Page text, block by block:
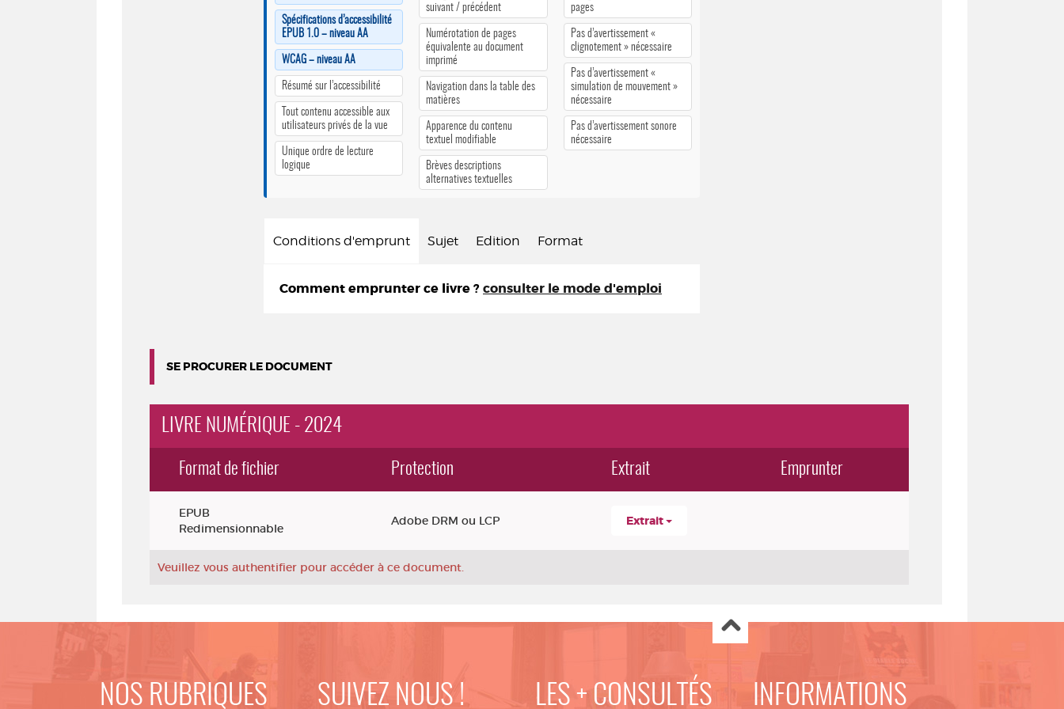
Spécifications d’accessibilité
EPUB 1.0 – niveau AA
WCAG – niveau AA
Résumé sur l’accessibilité
Tout contenu accessible aux
utilisateurs privés de la vue
Unique ordre de lecture
logique
suivant / précédent
Numérotation de pages
équivalente au document
imprimé
Navigation dans la table des
matières
Apparence du contenu
textuel modifiable
Brèves descriptions
alternatives textuelles
pages
Pas d’avertissement «
clignotement » nécessaire
Pas d’avertissement «
simulation de mouvement »
nécessaire
Pas d’avertissement sonore
nécessaire
Conditions d'emprunt Sujet Edition Format
Comment emprunter ce livre ? consulter le mode d'emploi
SE PROCURER LE DOCUMENT
LIVRE NUMÉRIQUE - 2024
Format de fichier Protection Extrait Emprunter
EPUB
Redimensionnable
Adobe DRM ou LCP Extrait
Veuillez vous authentifier pour accéder à ce document.
NOS RUBRIQUES SUIVEZ NOUS ! LES + CONSULTÉS INFORMATIONS